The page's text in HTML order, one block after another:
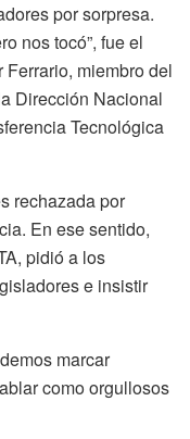
por sorpresa.
nos tocó”, fue el
miembro del
Dirección Nacional
Tecnológica
rechazada por
En ese sentido,
pidió a los
e insistir
marcar
como orgullosos